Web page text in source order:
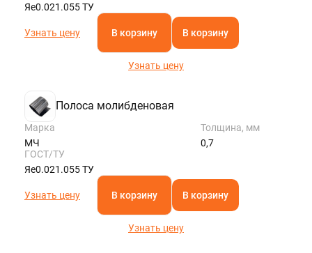
Яе0.021.055 ТУ
Узнать цену В корзину В корзину
Узнать цену
Полоса молибденовая
Марка
МЧ
Толщина, мм
0,7
ГОСТ/ТУ
Яе0.021.055 ТУ
Узнать цену В корзину В корзину
Узнать цену